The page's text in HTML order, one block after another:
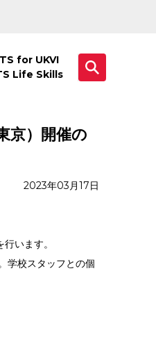
for UKVI
Life Skills
京）開催の
2023年03月17日
います。
学校スタッフとの個